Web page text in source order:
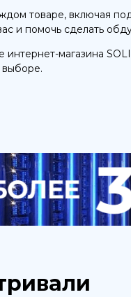
товаре, включая
и помочь сделать
магазина
выборе.